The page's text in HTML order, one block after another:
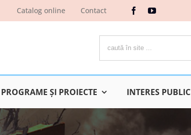
Catalog online Contact
PROGRAME ŞI PROIECTE INTERES PUBLIC